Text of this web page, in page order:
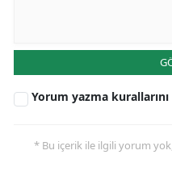
Yorum yazma kurallarını
* Bu içerik ile ilgili yorum